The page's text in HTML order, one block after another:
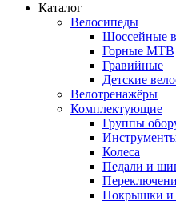
Каталог
Велосипеды
Шоссейные
Горные МTB
Гравийные
Детские
Велотренажёры
Комплектующие
Группы
Колеса
Педали и
Покрышки и